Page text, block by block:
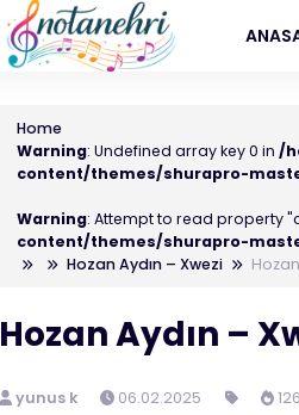
Home
Warning: Undefined array key 0 in /
content/themes/shurapro-
Warning: Attempt to read property
content/themes/shurapro-
Hozan Aydın – Xwezi
Hozan Aydın –
yunus k 06.02.2025